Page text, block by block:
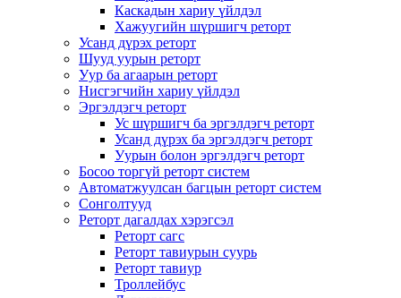
Каскадын хариу үйлдэл
Хажуугийн шүршигч реторт
Усанд дүрэх реторт
Шууд уурын реторт
Уур ба агаарын реторт
Нисгэгчийн хариу үйлдэл
Эргэлдэгч реторт
Ус шүршигч ба эргэлдэгч реторт
Усанд дүрэх ба эргэлдэгч реторт
Уурын болон эргэлдэгч реторт
Босоо торгүй реторт систем
Автоматжуулсан багцын реторт систем
Сонголтууд
Реторт дагалдах хэрэгсэл
Реторт сагс
Реторт тавиурын суурь
Реторт тавиур
Троллейбус